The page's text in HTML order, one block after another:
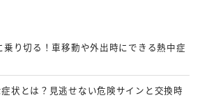
り切る！車移動や外出時にできる熱中症
状とは？見逃せない危険サインと交換時